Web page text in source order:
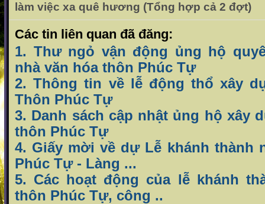
làm việc xa quê hương (Tổng hợp cả 2 đợt)
Các tin liên quan đã đăng:
1. Thư ngỏ vận động ủng hộ
nhà văn hóa thôn Phúc Tự
2. Thông tin về lễ động thổ xây
Thôn Phúc Tự
3. Danh sách cập nhật ủng hộ xây
thôn Phúc Tự
4. Giấy mời về dự Lễ khánh thành
Phúc Tự - Làng ...
5. Các hoạt động của lễ khánh
thôn Phúc Tự, công ..